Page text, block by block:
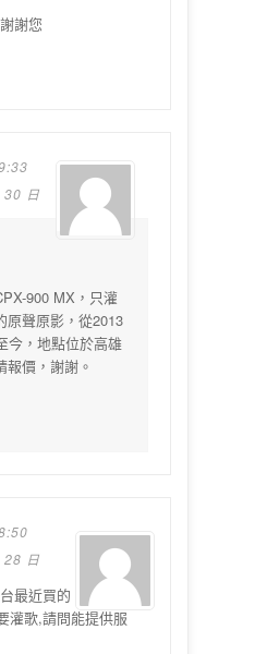
謝您
日
900 MX，只灌
原聲原影，從2013
今，地點位於高雄
報價，謝謝。
日
最近買的
灌歌,請問能提供服